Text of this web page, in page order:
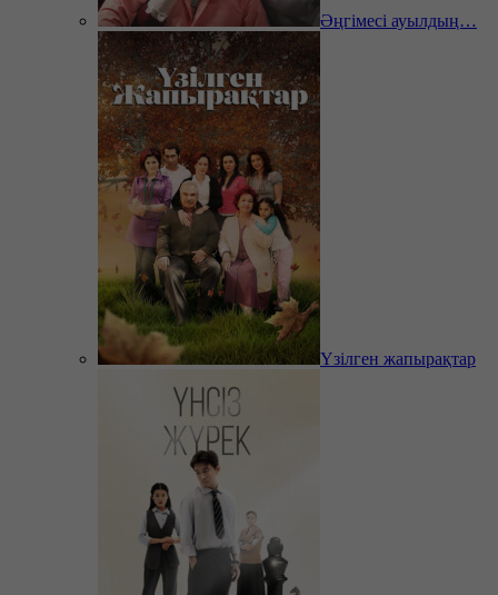
Әңгімесі ауылдың…
Үзілген жапырақтар